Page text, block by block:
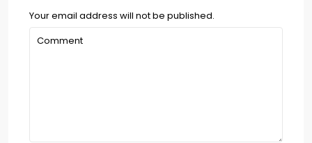
Your email address will not be published.